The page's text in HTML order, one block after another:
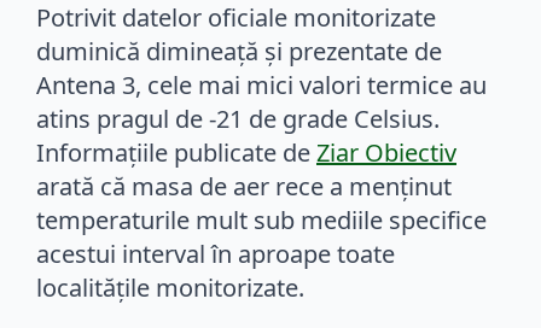
Potrivit datelor oficiale monitorizate
duminică dimineață și prezentate de
Antena 3, cele mai mici valori termice au
atins pragul de -21 de grade Celsius.
Informațiile publicate deZiar Obiectiv
arată că masa de aer rece a menținut
temperaturile mult sub mediile specifice
acestui interval în aproape toate
localitățile monitorizate.